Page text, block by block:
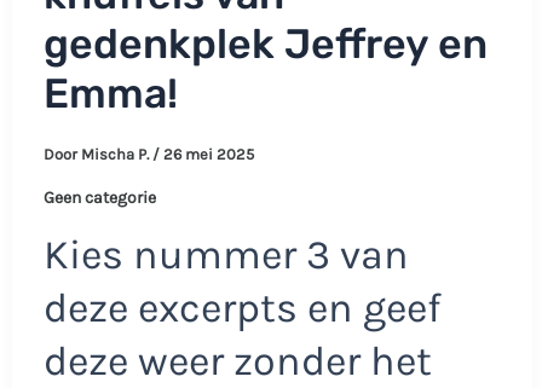
gedenkplek Jeffrey en
Emma!
Door Mischa P. / 26 mei 2025
Geen categorie
Kies nummer 3 van
deze excerpts en geef
deze weer zonder het